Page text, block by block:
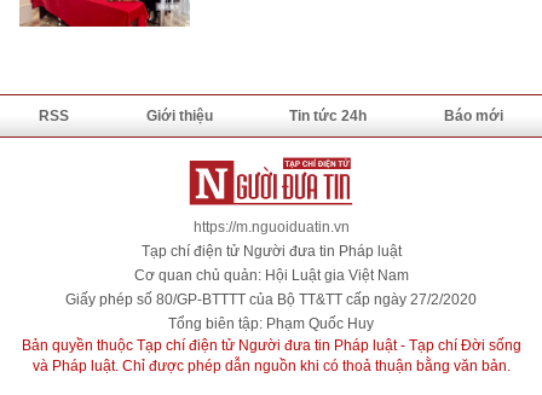
RSS Giới thiệu Tin tức 24h Báo mới
https://m.nguoiduatin.vn
Tạp chí điện tử Người đưa tin Pháp luật
Cơ quan chủ quản: Hội Luật gia Việt Nam
Giấy phép số 80/GP-BTTTT của Bộ TT&TT cấp ngày 27/2/2020
Tổng biên tập: Phạm Quốc Huy
Bản quyền thuộc Tạp chí điện tử Người đưa tin Pháp luật - Tạp chí Đời sống
và Pháp luật. Chỉ được phép dẫn nguồn khi có thoả thuận bằng văn bản.